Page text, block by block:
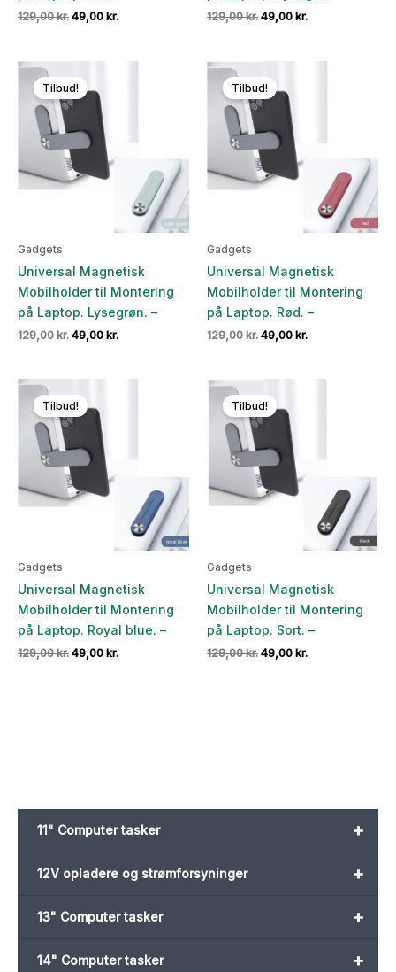
+
11" Computer tasker
+
12V opladere og strømforsyninger
+
13" Computer tasker
+
14" Computer tasker
129,00kr. Den
49,00 kr.Den
129,00kr. Den
49,00 kr.Den
Tilbud!
Gadgets
Universal Magnetisk
Mobilholder til Montering
på Laptop. Lysegrøn. –
129,00kr. Den
var:
49,00 kr.
Tilbud!
Gadgets
Universal Magnetisk
Mobilholder til Montering
på Laptop. Rød. –
129,00kr. Den
var:
49,00 kr.
er:
Tilbud!
Gadgets
Universal Magnetisk
Mobilholder til Montering
på Laptop. Royal blue. –
129,00kr. Den
49,00 kr.Den
Tilbud!
Gadgets
Universal Magnetisk
Mobilholder til Montering
på Laptop. Sort. –
129,00kr. Den
49,00 kr.Den